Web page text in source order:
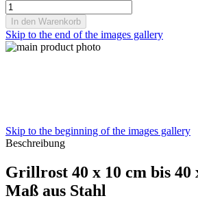
In den Warenkorb
Skip to the end of the images gallery
Skip to the beginning of the images gallery
Beschreibung
Grillrost 40 x 10 cm bis 40
Maß aus Stahl